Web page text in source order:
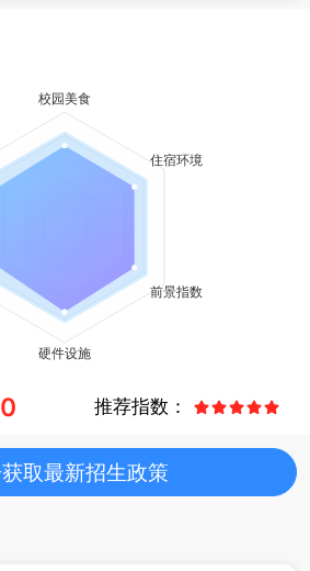
推荐指数：
取最新招生政策